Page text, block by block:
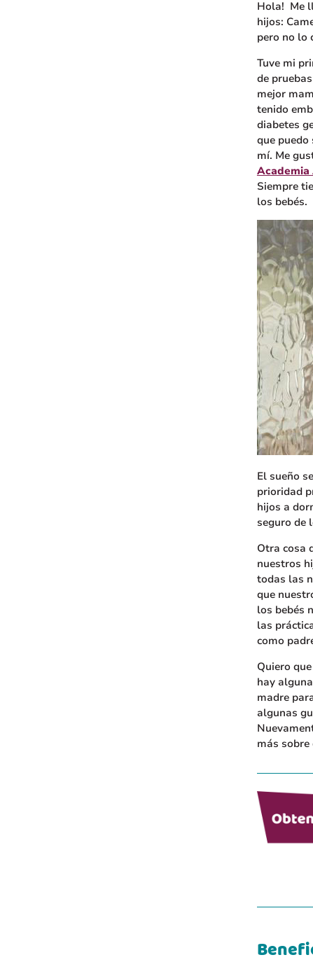
Hola! Me
hijos:
pero no lo
Tuve mi
de
mejor
tenido
diabetes
que
mí. Me
Academia
Siempre
los bebés.
El sueño
prioridad
hijos a
seguro de
Otra cosa
nuestros
todas las
que
los bebés
las
como
Quiero
hay
madre
algunas
más